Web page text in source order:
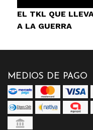
EL TKL QUE
A LA GUERRA
MEDIOS DE PAGO